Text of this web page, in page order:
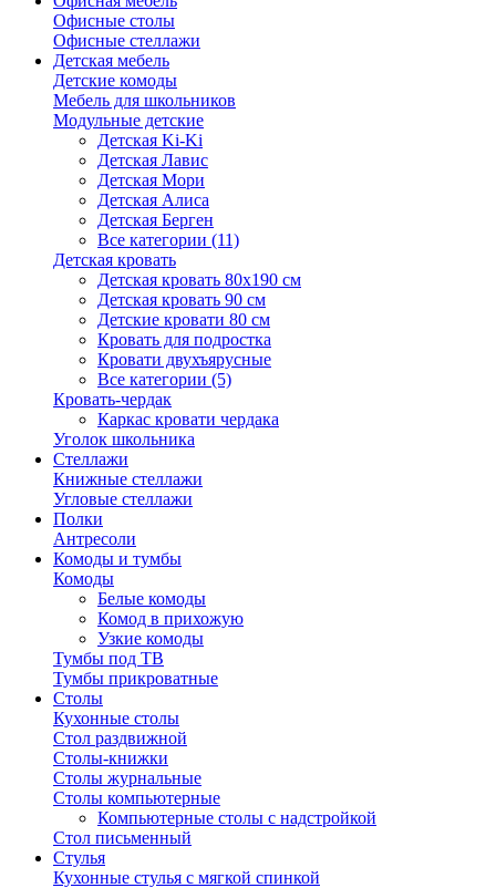
Офисные столы
Офисные стеллажи
Детская мебель
Детские комоды
Мебель для школьников
Модульные детские
Детская Ki-Ki
Детская Лавис
Детская Мори
Детская Алиса
Детская Берген
Все категории (11)
Детская кровать
Детская кровать 80х190 см
Детская кровать 90 см
Детские кровати 80 см
Кровать для подростка
Кровати двухъярусные
Все категории (5)
Кровать-чердак
Каркас кровати чердака
Уголок школьника
Стеллажи
Книжные стеллажи
Угловые стеллажи
Полки
Антресоли
Комоды и тумбы
Комоды
Белые комоды
Комод в прихожую
Узкие комоды
Тумбы под ТВ
Тумбы прикроватные
Столы
Кухонные столы
Стол раздвижной
Столы-книжки
Столы журнальные
Столы компьютерные
Компьютерные столы с надстройкой
Стол письменный
Стулья
Кухонные стулья с мягкой спинкой